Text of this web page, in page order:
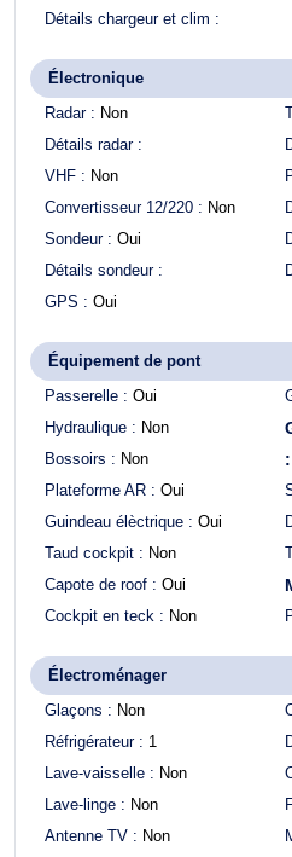
Détails chargeur et clim :
Électronique
Radar : Non
Détails radar :
VHF : Non
Convertisseur 12/220 : Non
Sondeur : Oui
Détails sondeur :
GPS : Oui
Équipement de pont
Passerelle : Oui
Hydraulique : Non
Bossoirs : Non
Plateforme AR : Oui
Guindeau élèctrique : Oui
Taud cockpit : Non
Capote de roof : Oui
Cockpit en teck : Non
:
Électroménager
Glaçons : Non
Réfrigérateur : 1
Lave-vaisselle : Non
Lave-linge : Non
Antenne TV : Non